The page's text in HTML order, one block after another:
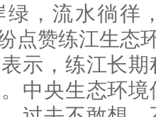
绿，流水徜徉
点赞练江生态
，练江长期
中央生态环